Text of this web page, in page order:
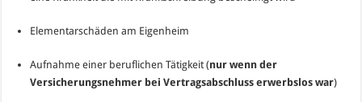
Elementarschäden am Eigenheim
Aufnahme einer beruflichen Tätigkeit (nur wenn der
Versicherungsnehmer bei Vertragsabschluss erwerbslos war)